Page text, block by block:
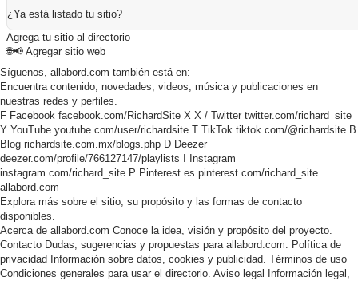
¿Ya está listado tu sitio?
Agrega tu sitio al directorio
🌐📢 Agregar sitio web
Síguenos, allabord.com también está en:
Encuentra contenido, novedades, videos, música y publicaciones en
nuestras redes y perfiles.
F Facebook facebook.com/RichardSite X X / Twitter twitter.com/richard_site
Y YouTube youtube.com/user/richardsite T TikTok tiktok.com/@richardsite B
Blog richardsite.com.mx/blogs.php D Deezer
deezer.com/profile/766127147/playlists
Instagram
instagram.com/richard_site P Pinterest es.pinterest.com/richard_site
allabord.com
Explora más sobre el sitio, su propósito y las formas de contacto
disponibles.
Acerca de allabord.com Conoce la idea, visión y propósito del proyecto.
Contacto Dudas, sugerencias y propuestas para allabord.com. Política de
privacidad Información sobre datos, cookies y publicidad. Términos de uso
Condiciones generales para usar el directorio. Aviso legal
Información legal,